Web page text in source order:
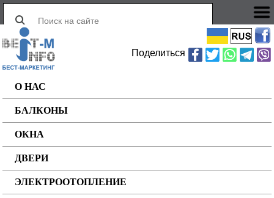
Поделиться
О НАС
БАЛКОНЫ
ОКНА
ДВЕРИ
ЭЛЕКТРООТОПЛЕНИЕ